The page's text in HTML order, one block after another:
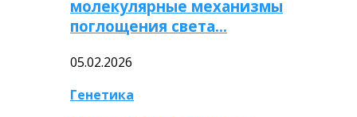
молекулярные механизмы
поглощения света…
05.02.2026
Генетика